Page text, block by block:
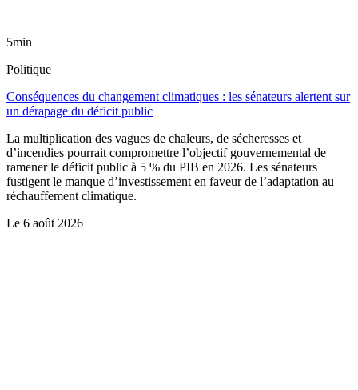
5min
Politique
Conséquences du changement climatiques : les sénateurs alertent sur
un dérapage du déficit public
La multiplication des vagues de chaleurs, de sécheresses et
d’incendies pourrait compromettre l’objectif gouvernemental de
ramener le déficit public à 5 % du PIB en 2026. Les sénateurs
fustigent le manque d’investissement en faveur de l’adaptation au
réchauffement climatique.
Le 6 août 2026